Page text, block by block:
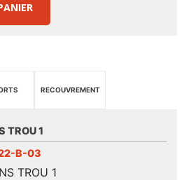
RECOUVREMENT
TROU 1
B-03
TROU 1